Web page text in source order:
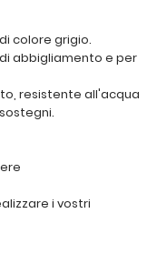
colore grigio.
abbigliamento e per
resistente all'acqua
i vostri